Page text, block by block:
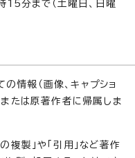
分まで（土曜日、日曜
報（画像、キャプショ
たは原著作者に帰属しま
複製」や「引用」など著作